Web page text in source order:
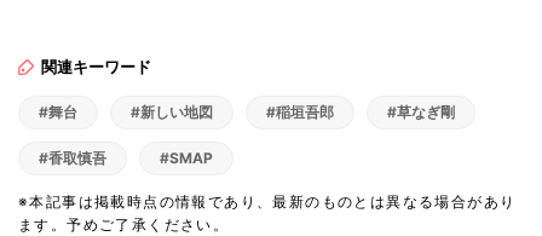
関連キーワード
#舞台 #新しい地図 #稲垣吾郎 #草なぎ剛
#香取慎吾 #SMAP
※本記事は掲載時点の情報であり、最新のものとは異なる場合があり
ます。予めご了承ください。